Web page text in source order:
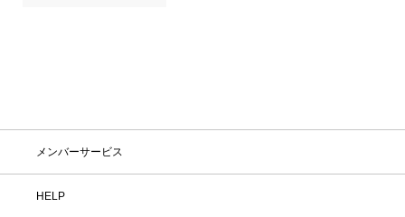
いお気に入りを見つけてみませんか？
アウトレット商品は対象外です。 ※商
メンバーサービス
HELP